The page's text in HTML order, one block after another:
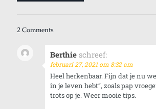
2 Comments
Berthie schreef:
februari 27, 2021 om 8:32 am
Heel herkenbaar. Fijn dat je nu
in je leven hebt”, zoals pap
trots op je. Weer mooie tips.